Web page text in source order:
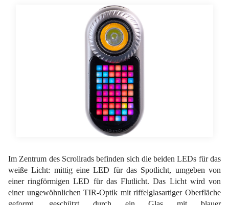
Im Zentrum des Scrollrads befinden sich die beiden LEDs für das
weiße Licht: mittig eine LED für das Spotlicht, umgeben von
einer ringförmigen LED für das Flutlicht. Das Licht wird von
einer ungewöhnlichen TIR-Optik mit riffelglasartiger Oberfläche